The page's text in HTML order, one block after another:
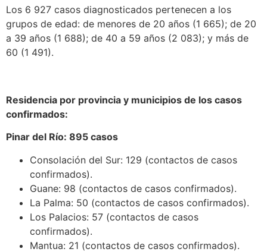
Los 6 927 casos diagnosticados pertenecen a los
grupos de edad: de menores de 20 años (1 665); de 20
a 39 años (1 688); de 40 a 59 años (2 083); y más de
60 (1 491).
Residencia por provincia y municipios de los casos
confirmados:
Pinar del Río: 895 casos
Consolación del Sur: 129 (contactos de casos
confirmados).
Guane: 98 (contactos de casos confirmados).
La Palma: 50 (contactos de casos confirmados).
Los Palacios: 57 (contactos de casos
confirmados).
Mantua: 21 (contactos de casos confirmados).